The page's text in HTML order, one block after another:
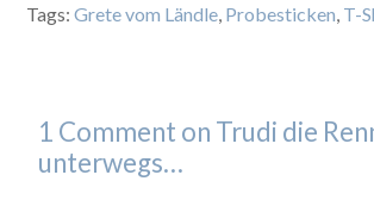
Tags:Grete vom Ländle Probesticken T-
1 Comment on Trudi die
unterwegs…